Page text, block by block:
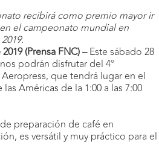
recibirá como premio mayor ir
el campeonato mundial en
(Prensa FNC) –Este sábado 28
podrán disfrutar del 4º
que tendrá lugar en el
Américas de la 1:00 a las 7:00
preparación de café en
es versátil y muy práctico para el